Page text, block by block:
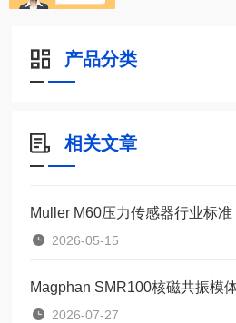
产品分类
相关文章
Muller M60压力传感器行业标准
2026-05-15
Magphan SMR100核磁共振模
2026-07-27